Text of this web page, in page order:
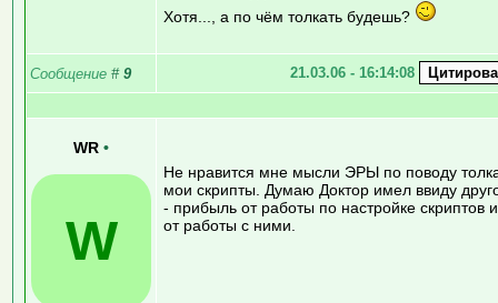
Хотя..., а по чём толкать будешь?
Сообщение # 9 21.03.06 - 16:14:08
WR •
W
Не нравится мне мысли ЭРЫ по поводу
мои скрипты. Думаю Доктор имел ввиду
- прибыль от работы по настройке скриптов
от работы с ними.